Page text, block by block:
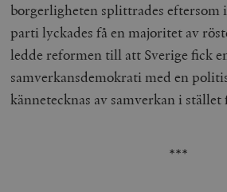
borgerligheten splittrades eftersom
parti lyckades få en majoritet av
ledde reformen till att Sverige fick
samverkansdemokrati med en
kännetecknas av samverkan i
***